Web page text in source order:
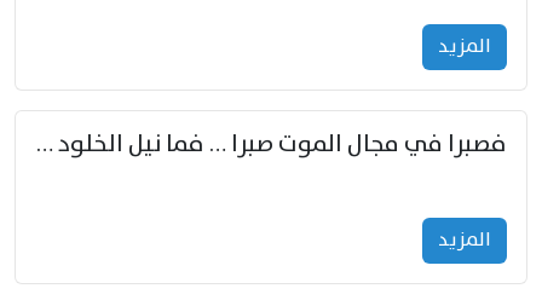
المزید
فصبرا في مجال الموت صبرا … فما نيل الخلود بمستطاع
المزید